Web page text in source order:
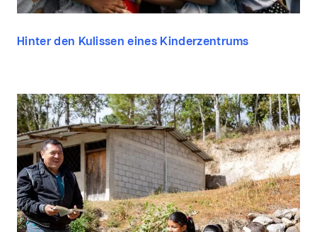
Hinter den Kulissen eines Kinderzentrums